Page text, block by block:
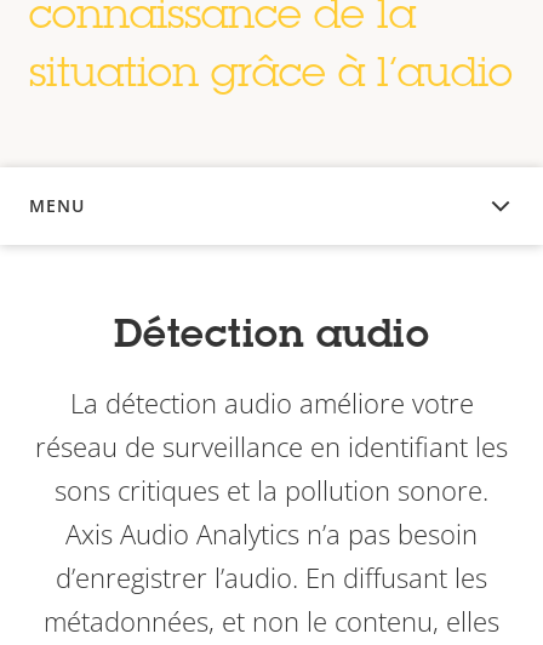
connaissance de la
situation grâce à l’audio
MENU
APERÇU
Détection audio
La détection audio améliore votre
réseau de surveillance en identifiant les
sons critiques et la pollution sonore.
Axis Audio Analytics n’a pas besoin
d’enregistrer l’audio. En diffusant les
métadonnées, et non le contenu, elles